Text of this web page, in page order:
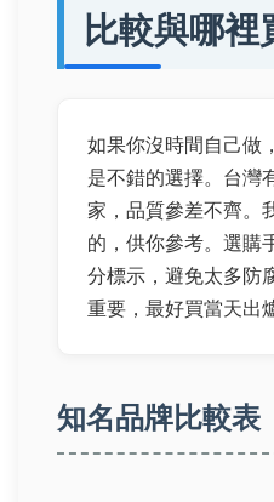
比較與哪裡
如果你沒時間自己做
是不錯的選擇。台灣
家，品質參差不齊。
的，供你參考。選購
分標示，避免太多防
重要，最好買當天出
知名品牌比較表